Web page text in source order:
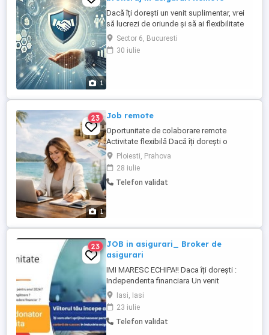
1
Dacă îți dorești un venit suplimentar, vrei
să lucrezi de oriunde și să ai flexibilitate
totală, colaborarea ca broker de asigurări
poate fi exact ceea ce cauți! Descrierea
rolului Brokerul de asigurări are un rol
Sector 6, Bucuresti
30 iulie
1
23 Job remote
Oportunitate de colaborare remote
Activitate flexibilă Dacă îți dorești o
activitate flexibilă, cu potențial real de
venit, în domenii precum asigurări,
imobiliare, vacanțe și credite, te invit să
descoperi oportunitatea de colaborare
Ploiesti, Prahova
28 iulie
Telefon validat
23
JOB in asigurari_ Broker de
asigurari
IMI MARESC ECHIPA!! Daca îți dorești :
Independenta financiara Un venit
suplimentar Propria afacere,fără șefi Mai
mult timp liber Să întâlnești oameni noi
Sună interesant ? Contactează-ma : Ce ai
nevoie să intrii în echipă ? Sa fii absolvent
Iasi, Iasi
23 iulie
Telefon validat